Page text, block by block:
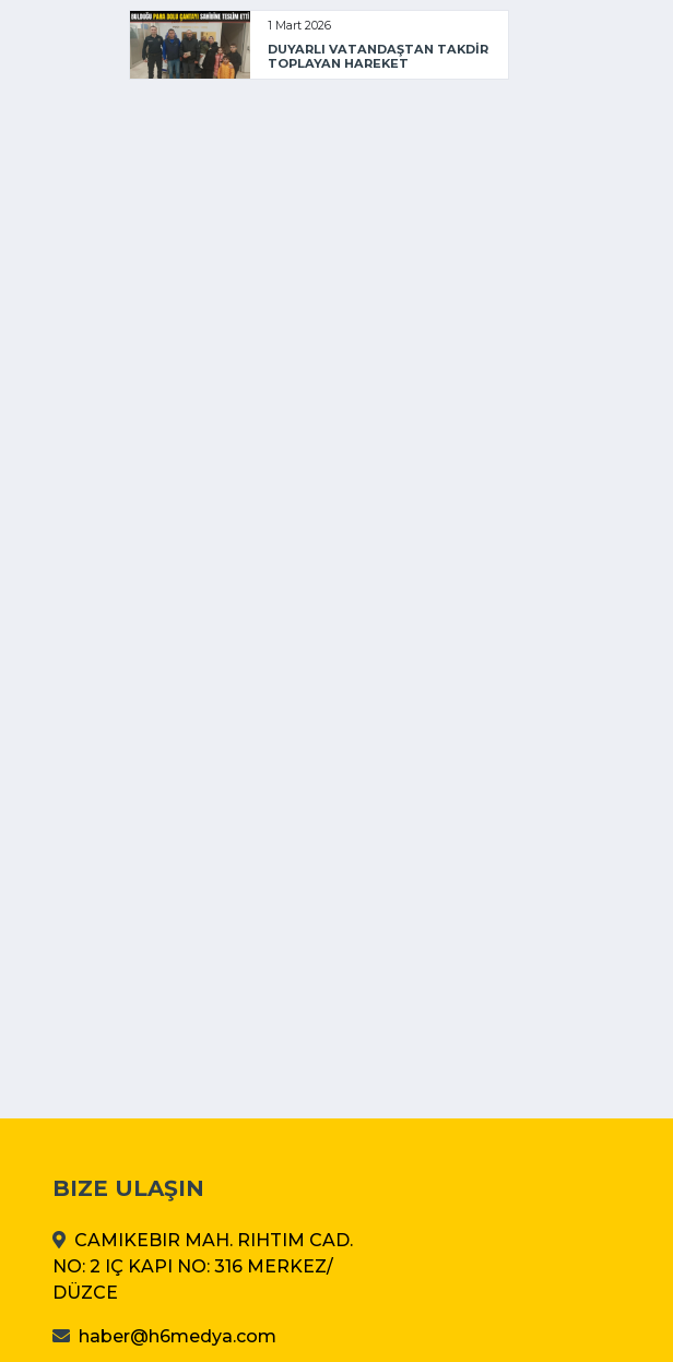
1 Mart 2026
DUYARLI VATANDAŞTAN TAKDİR
TOPLAYAN HAREKET
BIZE ULAŞIN
CAMIKEBIR MAH. RIHTIM CAD.
NO: 2 IÇ KAPI NO: 316 MERKEZ/
DÜZCE
haber@h6medya.com